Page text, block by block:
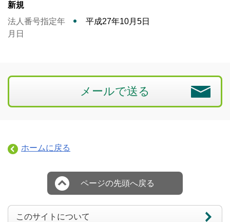
新規
法人番号指定年
月日
平成27年10月5日
メールで送る
ホームに戻る
ページの先頭へ戻る
このサイトについて